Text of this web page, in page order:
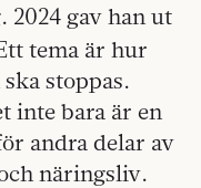
2024 gav han ut
tema är hur
stoppas.
inte bara är en
andra delar av
näringsliv.